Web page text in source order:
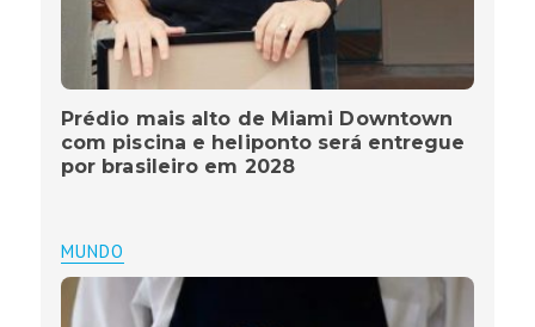
Prédio mais alto de Miami Downtown
com piscina e heliponto será entregue
por brasileiro em 2028
MUNDO